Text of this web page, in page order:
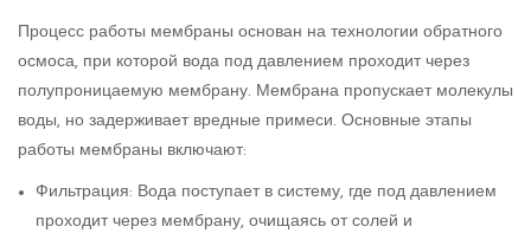
Процесс работы мембраны основан на технологии обратного
осмоса, при которой вода под давлением проходит через
полупроницаемую мембрану. Мембрана пропускает молекулы
воды, но задерживает вредные примеси. Основные этапы
работы мембраны включают:
Фильтрация: Вода поступает в систему, где под давлением
проходит через мембрану, очищаясь от солей и